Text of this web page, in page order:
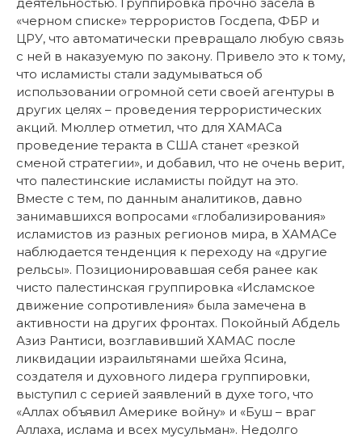
«черном списке» террористов Госдепа, ФБР и
ЦРУ, что автоматически превращало любую связь
с ней в наказуемую по закону. Привело это к тому,
что исламисты стали задумываться об
использовании огромной сети своей агентуры в
других целях – проведения террористических
акций. Мюллер отметил, что для ХАМАСа
проведение теракта в США станет «резкой
сменой стратегии», и добавил, что не очень верит,
что палестинские исламисты пойдут на это.
Вместе с тем, по данным аналитиков, давно
занимавшихся вопросами «глобализирования»
исламистов из разных регионов мира, в ХАМАСе
наблюдается тенденция к переходу на «другие
рельсы». Позиционировавшая себя ранее как
чисто палестинская группировка «Исламское
движение сопротивления» была замечена в
активности на других фронтах. Покойный Абдель
Азиз Рантиси, возглавивший ХАМАС после
ликвидации израильтянами шейха Ясина,
создателя и духовного лидера группировки,
выступил с серией заявлений в духе того, что
«Аллах объявил Америке войну» и «Буш – враг
Аллаха, ислама и всех мусульман». Недолго